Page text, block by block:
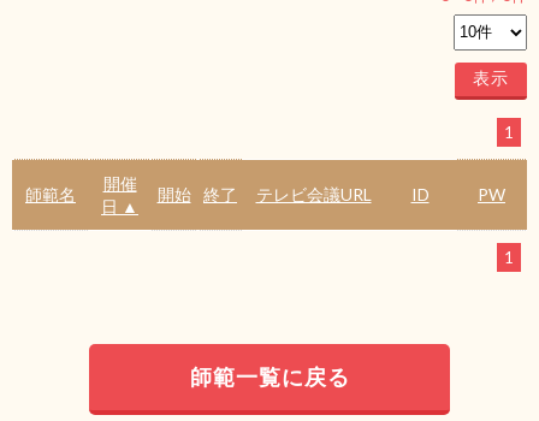
1
師範名
開催
日 ▲
開始 終了 テレビ会議URL ID PW
1
師範一覧に戻る